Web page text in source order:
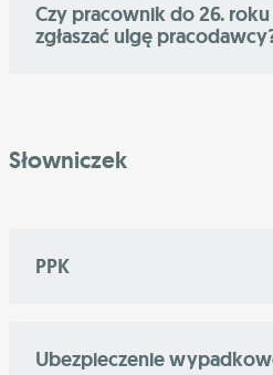
Czy pracownik do 26.
zgłaszać ulgę
Słowniczek
PPK
Ubezpieczenie